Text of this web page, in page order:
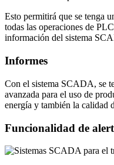
Esto permitirá que se tenga
todas las operaciones de
información del sistema
Informes
Con el sistema SCADA, se
avanzada para el uso de
energía y también la calidad
Funcionalidad de